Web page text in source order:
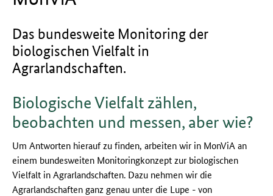
Das bundesweite Monitoring der
biologischen Vielfalt in
Agrarlandschaften.
Biologische Vielfalt zählen,
beobachten und messen, aber wie?
Um Antworten hierauf zu finden, arbeiten wir in MonViA an
einem bundesweiten Monitoringkonzept zur biologischen
Vielfalt in Agrarlandschaften. Dazu nehmen wir die
Agrarlandschaften ganz genau unter die Lupe - von